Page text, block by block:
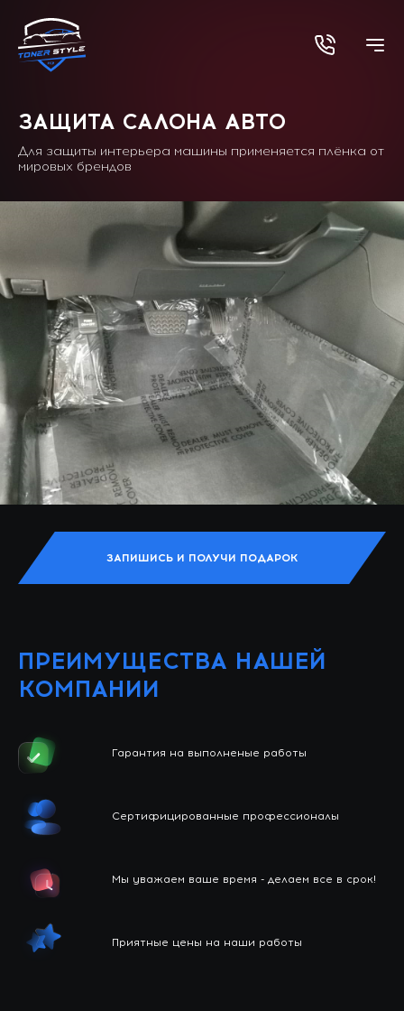
ЗАЩИТА САЛОНА АВТО
Для защиты интерьера машины применяется плёнка от
мировых брендов
ЗАПИШИСЬ И ПОЛУЧИ ПОДАРОК
ПРЕИМУЩЕСТВА НАШЕЙ
КОМПАНИИ
Гарантия на выполненые работы
Сертифицированные профессионалы
Мы уважаем ваше время - делаем все в срок!
Приятные цены на наши работы